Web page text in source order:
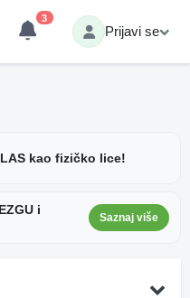
3
Prijavi se
kao fizičko lice!
i
Saznaj više